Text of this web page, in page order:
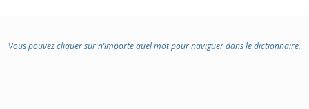
Vous pouvez cliquer sur n’importe quel mot pour naviguer dans le dictionnaire.